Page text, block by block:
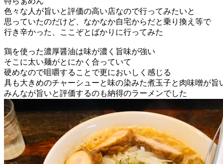
色々な人が旨いと評価の高い店なので行ってみたいと
思っていたのだけど、なかなか自宅からだと乗り換え等で
行き辛かった、ここぞとばかりに行ってみた
鶏を使った濃厚醤油は味が濃く旨味が強い
そこに太い麺がとにかく合っていて
硬めなので咀嚼することで更においしく感じる
具も大きめのチャーシューと味の染みた煮玉子と肉味噌が旨
みんなが旨いと評価するのも納得のラーメンでした